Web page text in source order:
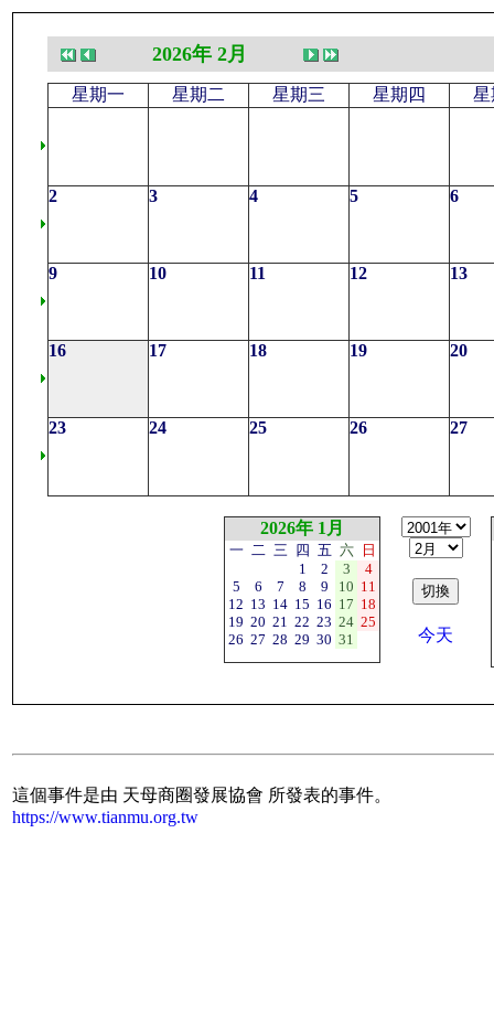
2026年 2月
星期一 星期二 星期三 星期四 星
2 3 4 5 6
9 10 11 12 13
16 17 18 19 20
23 24 25 26 27
2026年 1月
一 二 三 四 五 六
日
1
2 3
4
5
6 7 8 9 10 11
12 13 14 15 16 17 18
19 20 21 22 23 24 25
26 27 28 29 30 31 今天
這個事件是由 天母商圈發展協會 所發表的事件。
https://www.tianmu.org.tw